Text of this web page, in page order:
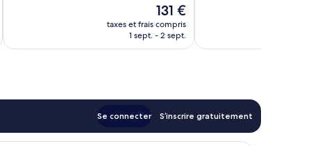
Le
nouveau
prix
131 €
taxes et frais compris
1 sept. - 2 sept.
Se connecter S’inscrire gratuitement